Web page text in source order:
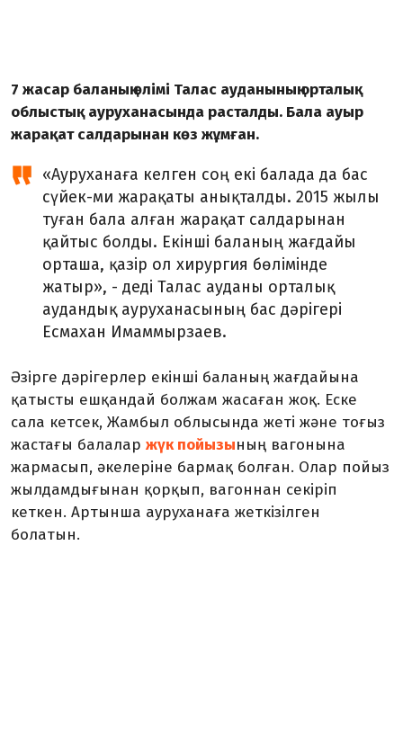
7 жасар баланың өлімі Талас ауданының орталық
облыстық ауруханасында расталды. Бала ауыр
жарақат салдарынан көз жұмған.
«Ауруханаға келген соң екі балада да бас
сүйек-ми жарақаты анықталды. 2015 жылы
туған бала алған жарақат салдарынан
қайтыс болды. Екінші баланың жағдайы
орташа, қазір ол хирургия бөлімінде
жатыр», - деді Талас ауданы орталық
аудандық ауруханасының бас дәрігері
Есмахан Имаммырзаев.
Әзірге дәрігерлер екінші баланың жағдайына
қатысты ешқандай болжам жасаған жоқ. Еске
сала кетсек, Жамбыл облысында жеті және тоғыз
жастағы балалар жүк пойызының вагонына
жармасып, әкелеріне бармақ болған. Олар пойыз
жылдамдығынан қорқып, вагоннан секіріп
кеткен. Артынша ауруханаға жеткізілген
болатын.